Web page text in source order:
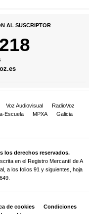
AL SUSCRIPTOR
Voz Audiovisual
RadioVoz
Escuela MPXA
Galicia
los derechos reservados.
en el Registro Mercantil de A
a los folios 91 y siguientes, hoja
de cookies
Condiciones